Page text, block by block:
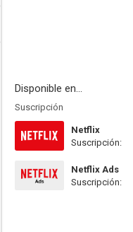
Disponible en...
Suscripción
Netflix
Suscripción:
Netflix Ads
Suscripción: